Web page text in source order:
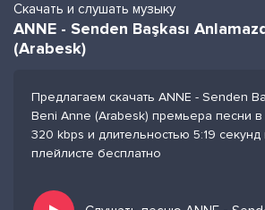
Скачать и слушать музыку
ANNE - Senden Başkası
(Arabesk)
Предлагаем скачать ANNE - Senden
Beni Anne (Arabesk) премьера песни в
320 kbps и длительностью 5:19 секунд
плейлисте бесплатно